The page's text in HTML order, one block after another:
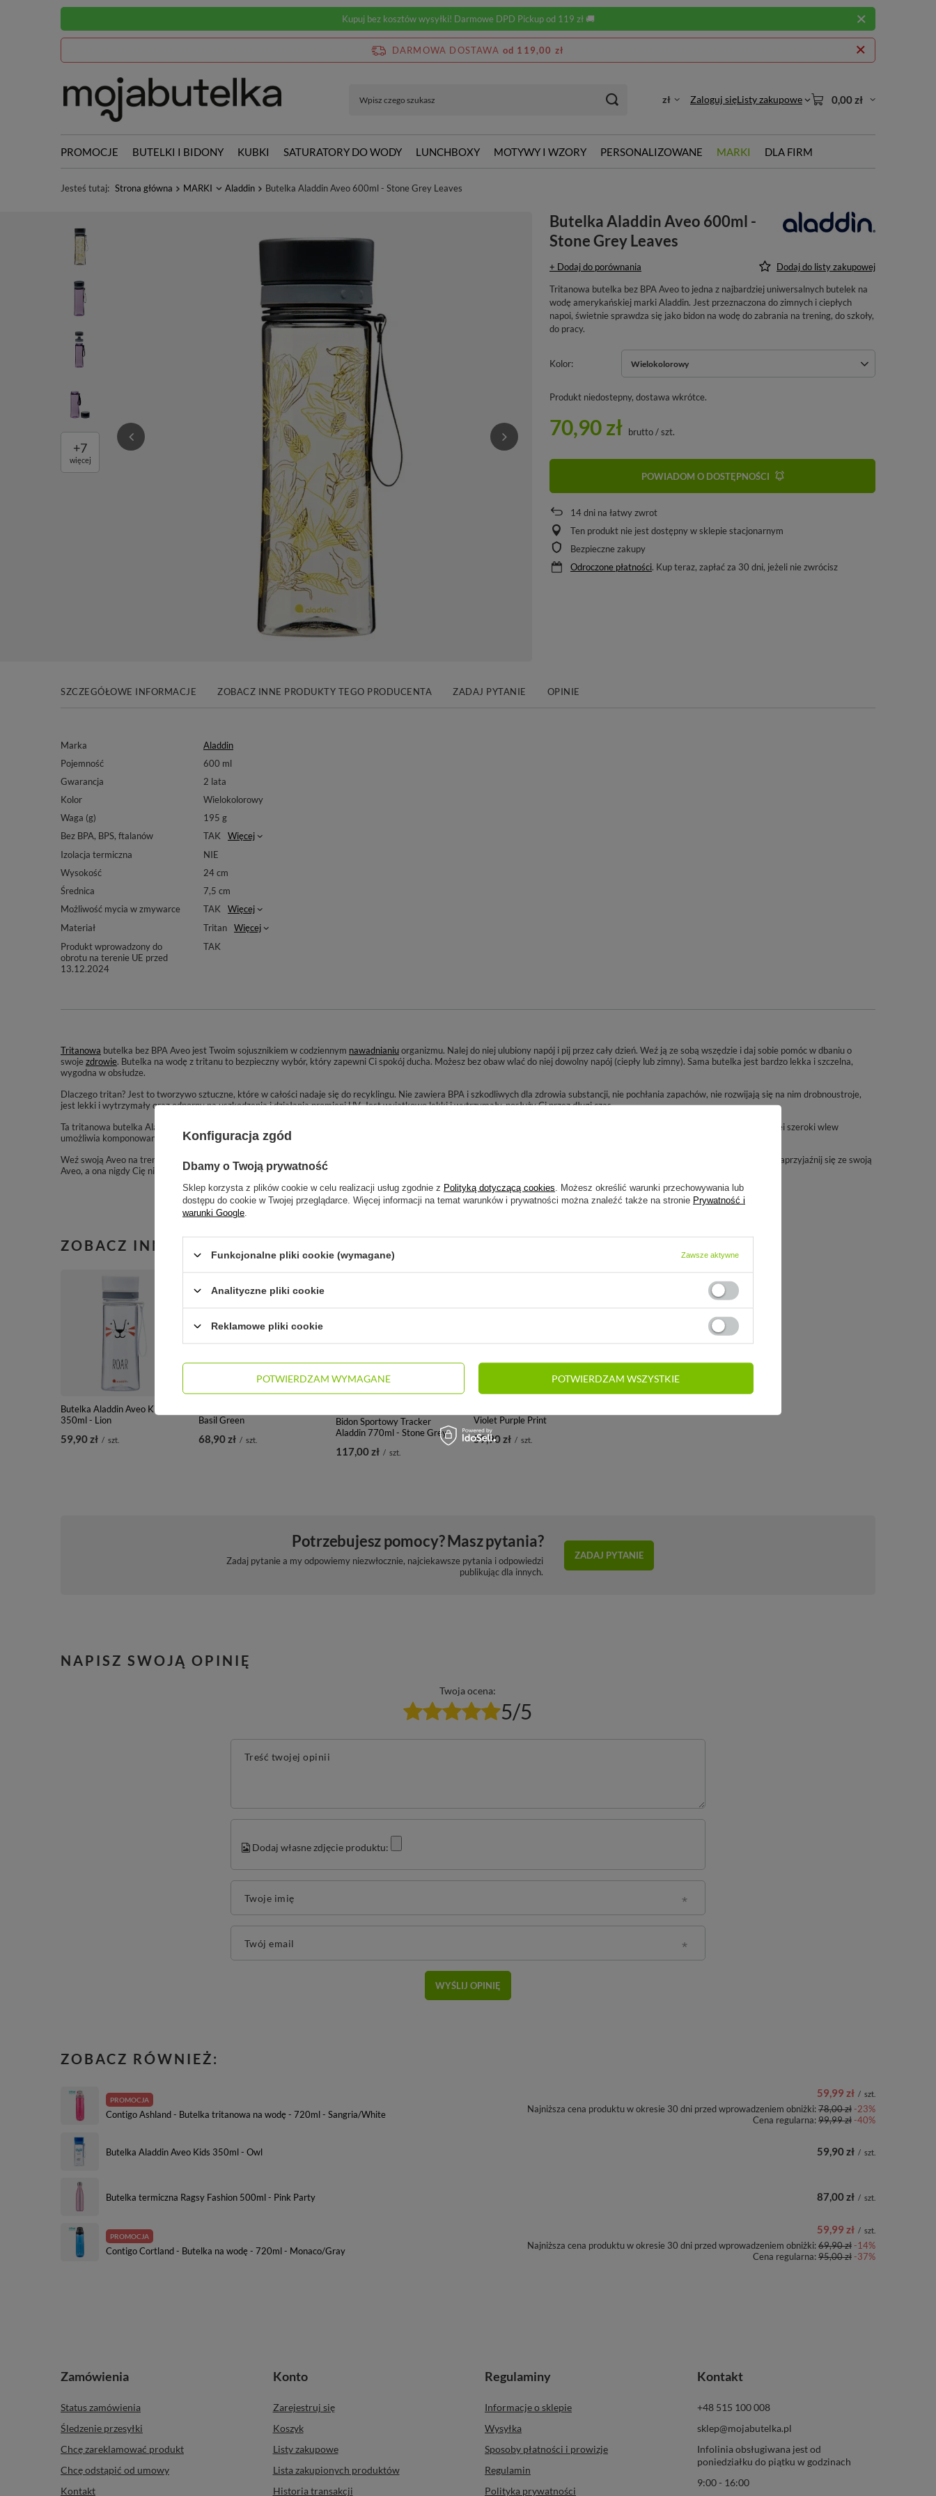
Kupuj bez kosztów wysyłki! Darmowe DPD Pickup od 119 zł 🚚
DARMOWA DOSTAWA od 119,00 zł
zł Zaloguj sięListy zakupowe 0,00 zł
PROMOCJE BUTELKI I BIDONY KUBKI SATURATORY DO WODY LUNCHBOXY MOTYWY I WZORY PERSONALIZOWANE MARKI DLA FIRM
Jesteś tutaj: Strona główna MARKI Aladdin Butelka Aladdin Aveo 600ml - Stone Grey Leaves
+7
więcej
Butelka Aladdin Aveo 600ml -
Stone Grey Leaves
+ Dodaj do porównania
Dodaj do listy zakupowej
Tritanowa butelka bez BPA Aveo to jedna z najbardziej uniwersalnych butelek na
wodę amerykańskiej marki Aladdin. Jest przeznaczona do zimnych i ciepłych
napoi, świetnie sprawdza się jako bidon na wodę do zabrania na trening, do szkoły,
do pracy.
Kolor Wielokolorowy
Produkt niedostepny, dostawa wkrótce
70,90 zł brutto/szt.
POWIADOM O DOSTĘPNOŚCI
14dni na łatwy zwrot
Ten produkt nie jest dostępny w sklepie stacjonarnym
Bezpieczne zakupy
Odroczone płatności. Kup teraz, zapłać za 30 dni, jeżeli nie zwrócisz
SZCZEGÓŁOWE INFORMACJE ZOBACZ INNE PRODUKTY TEGO PRODUCENTA ZADAJ PYTANIE OPINIE
Marka
Aladdin
Pojemność
600 ml
Gwarancja
2 lata
Kolor
Wielokolorowy
Waga (g)
195 g
Bez BPA, BPS, ftalanów
TAK
Więcej
Izolacja termiczna
NIE
Wysokość
24 cm
Średnica
7,5 cm
Możliwość mycia w zmywarce
TAK
Więcej
Materiał
Tritan
Więcej
Produkt wprowadzony do
obrotu na terenie UE przed
13.12.2024
TAK
Tritanowa butelka bez BPA Aveo jest Twoim sojusznikiem w codziennym nawadnianiuorganizmu. Nalej do niej ulubiony napój i pij przez cały dzień. Weź ją ze sobą wszędzie i daj sobie pomóc w dbaniu o
swoje zdrowie. Butelka na wodę z tritanu to bezpieczny wybór, który zapewni Ci spokój ducha. Możesz bez obaw wlać do niej dowolny napój (ciepły lub zimny). Sama butelka jest bardzo lekka i szczelna,
wygodna w obsłudze.
Dlaczego tritan? Jest to tworzywo sztuczne, które w całości nadaje się do recyklingu. Nie zawiera BPA i szkodliwych dla zdrowia substancji, nie pochłania zapachów, nie rozwijają się na nim drobnoustroje,
jest lekki i wytrzymały oraz odporny na uszkodzenia i działania promieni UV. Jest wyjątkowo lekki i wytrzymały, posłuży Ci przez długi czas.
Ta tritanowa butelka Aladdin została wyposażona w szeroką
z wygodnym ustnikiem. Dlatego jest też polecana dla dzieci, bo optymalny wypływ wody ułatwia im picie. Z kolei szeroki wlew
umożliwia komponowanie dowolnych napojów jak np. wody smakowe z dodatkiem
Weź swoją Aveo na trening i ciesz się ulubionym napojem zawsze pod ręką. Noś ją ze sobą wszędzie i już nigdy nie zapomnij o stałym nawadnianiu organizmu w ciągu dnia. Po prostu zaprzyjaźnij się ze swoją
Aveo, a ona nigdy Cię nie zawiedzie.
ZOBACZ INNE PRODUKTY TEGO PRODUCENTA
Butelka Aladdin Aveo Kids
350ml - Lion
59,90 zł / szt.
Basil Green
68,90 zł / szt.
Bidon Sportowy Tracker
Aladdin 770ml - Stone Grey
117,00 zł / szt.
Violet Purple Print
59,90 zł / szt.
Potrzebujesz pomocy? Masz pytania?
Zadaj pytanie a my odpowiemy niezwłocznie, najciekawsze pytania i odpowiedzi
publikując dla innych.
ZADAJ PYTANIE
NAPISZ SWOJĄ OPINIĘ
Twoja ocena:
5/5
Treść twojej opinii
Dodaj własne zdjęcie produktu:
Twoje imię
Twój email
WYŚLIJ OPINIĘ
ZOBACZ RÓWNIEŻ:
PROMOCJA
Contigo Ashland - Butelka tritanowa na wodę - 720ml - Sangria/White
59,99 zł / szt.
Najniższa cena produktu w okresie 30 dni przed wprowadzeniem obniżki:78,00 zł-23%
Cena regularna:99,99 zł-40%
Butelka Aladdin Aveo Kids 350ml - Owl 59,90 zł / szt.
Butelka termiczna Ragsy Fashion 500ml - Pink Party 87,00 zł / szt.
PROMOCJA
Contigo Cortland - Butelka na wodę - 720ml - Monaco/Gray
59,99 zł / szt.
Najniższa cena produktu w okresie 30 dni przed wprowadzeniem obniżki:69,90 zł-14%
Cena regularna:95,00 zł-37%
Zamówienia
Status zamówienia
Śledzenie przesyłki
Chcę zareklamować produkt
Chcę odstąpić od umowy
Kontakt
Konto
Zarejestruj się
Koszyk
Listy zakupowe
Lista zakupionych produktów
Historia transakcji
Regulaminy
Informacje o sklepie
Wysyłka
Sposoby płatności i prowizje
Regulamin
Polityka prywatności
Kontakt
+48 515 100 008
sklep@mojabutelka.pl
Infolinia obsługiwana jest od
poniedziałku do piątku w godzinach
9:00 - 16:00
Konfiguracja zgód
Dbamy o Twoją prywatność
Sklep korzysta z plików cookie w celu realizacji usług zgodnie z Polityką dotyczącą cookies . Możesz określić warunki przechowywania lub
dostępu do cookie w Twojej przeglądarce. Więcej informacji na temat warunków i prywatności można znaleźć także na stronie Prywatność i
warunki Google
Funkcjonalne pliki cookie (wymagane) Zawsze aktywne
Analityczne pliki cookie
Reklamowe pliki cookie
POTWIERDZAM WYMAGANE POTWIERDZAM WSZYSTKIE